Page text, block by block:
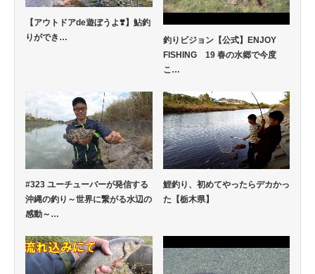
【アウトドアde遊ぼうよ❣️】鮎釣
りができ…
釣りビジョン【公式】ENJOY
FISHING 19 春の水郷で今度
こ…
#323 ユーチューバーが発信する
沖縄の釣り～世界に繋がる水辺の
感動～…
鯉釣り、初めてやったらデカかっ
た【栃木県】